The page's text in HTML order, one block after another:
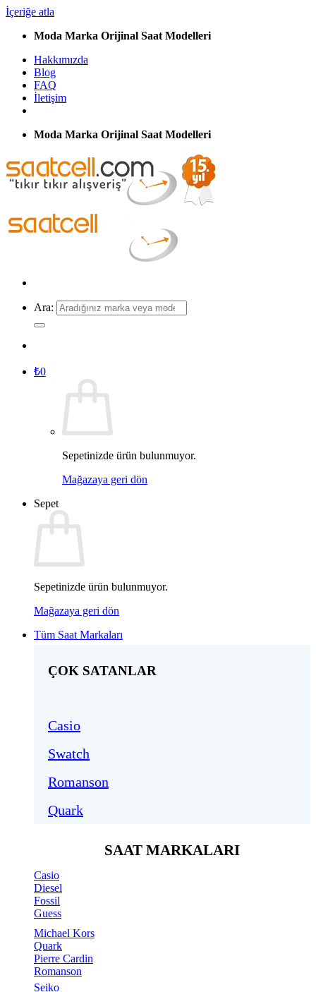
İçeriğe atla
Moda Marka Orijinal Saat Modelleri
Hakkımızda
Blog
FAQ
İletişim
Moda Marka Orijinal Saat Modelleri
Ara:
₺0
Sepetinizde ürün bulunmuyor.
Mağazaya geri dön
Sepet
Sepetinizde ürün bulunmuyor.
Mağazaya geri dön
Tüm Saat Markaları
ÇOK SATANLAR
Casio
Swatch
Romanson
Quark
SAAT MARKALARI
Casio
Diesel
Fossil
Guess
Michael Kors
Quark
Pierre Cardin
Romanson
Seiko